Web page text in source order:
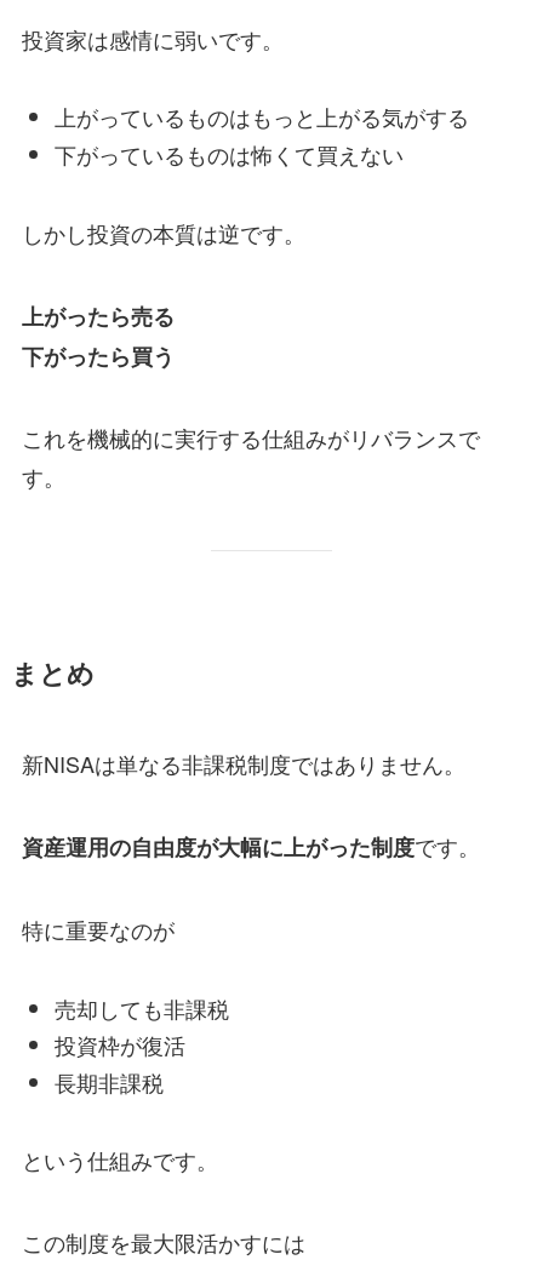
投資家は感情に弱いです。
上がっているものはもっと上がる気がする
下がっているものは怖くて買えない
しかし投資の本質は逆です。
上がったら売る
下がったら買う
これを機械的に実行する仕組みがリバランスで
す。
まとめ
新NISAは単なる非課税制度ではありません。
資産運用の自由度が大幅に上がった制度です。
特に重要なのが
売却しても非課税
投資枠が復活
長期非課税
という仕組みです。
この制度を最大限活かすには